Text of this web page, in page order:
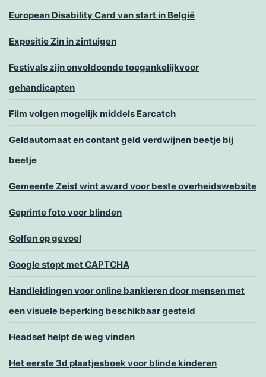
European Disability Card van start in België
Expositie Zin in zintuigen
Festivals zijn onvoldoende toegankelijkvoor
gehandicapten
Film volgen mogelijk middels Earcatch
Geldautomaat en contant geld verdwijnen beetje bij
beetje
Gemeente Zeist wint award voor beste overheidswebsite
Geprinte foto voor blinden
Golfen op gevoel
Google stopt met CAPTCHA
Handleidingen voor online bankieren door mensen met
een visuele beperking beschikbaar gesteld
Headset helpt de weg vinden
Het eerste 3d plaatjesboek voor blinde kinderen